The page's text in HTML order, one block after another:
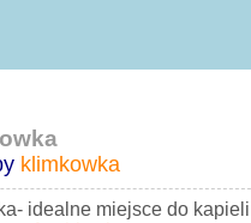
klimkowka
idealne miejsce do